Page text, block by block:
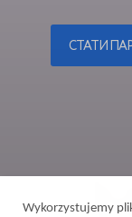
СТАТИ
Wykorzystujemy